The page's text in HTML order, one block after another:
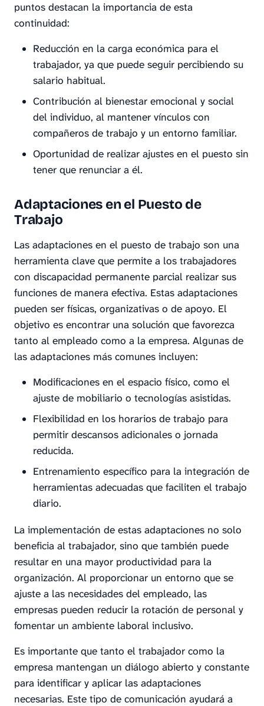
puntos destacan la importancia de esta
continuidad:
Reducción en la carga económica para el
trabajador, ya que puede seguir percibiendo su
salario habitual.
Contribución al bienestar emocional y social
del individuo, al mantener vínculos con
compañeros de trabajo y un entorno familiar.
Oportunidad de realizar ajustes en el puesto sin
tener que renunciar a él.
Adaptaciones en el Puesto de
Trabajo
Las adaptaciones en el puesto de trabajo son una
herramienta clave que permite a los trabajadores
con discapacidad permanente parcial realizar sus
funciones de manera efectiva. Estas adaptaciones
pueden ser físicas, organizativas o de apoyo. El
objetivo es encontrar una solución que favorezca
tanto al empleado como a la empresa. Algunas de
las adaptaciones más comunes incluyen:
Modificaciones en el espacio físico, como el
ajuste de mobiliario o tecnologías asistidas.
Flexibilidad en los horarios de trabajo para
permitir descansos adicionales o jornada
reducida.
Entrenamiento específico para la integración de
herramientas adecuadas que faciliten el trabajo
diario.
La implementación de estas adaptaciones no solo
beneficia al trabajador, sino que también puede
resultar en una mayor productividad para la
organización. Al proporcionar un entorno que se
ajuste a las necesidades del empleado, las
empresas pueden reducir la rotación de personal y
fomentar un ambiente laboral inclusivo.
Es importante que tanto el trabajador como la
empresa mantengan un diálogo abierto y constante
para identificar y aplicar las adaptaciones
necesarias. Este tipo de comunicación ayudará a